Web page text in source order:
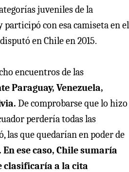
juveniles de la
participó con esa camiseta en el
en Chile en 2015.
encuentros de las
Paraguay, Venezuela,
De comprobarse que lo hizo
perdería todas las
las que quedarían en poder de
. En ese caso, Chile sumaría
clasificaría a la cita